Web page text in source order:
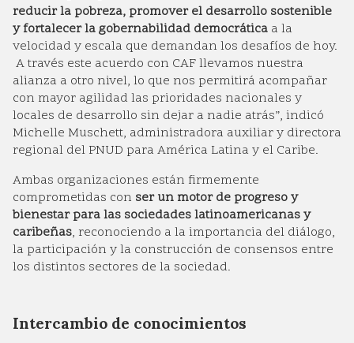
reducir la pobreza, promover el desarrollo sostenible
y fortalecer la gobernabilidad democrática a la
velocidad y escala que demandan los desafíos de hoy.
A través este acuerdo con CAF llevamos nuestra
alianza a otro nivel, lo que nos permitirá acompañar
con mayor agilidad las prioridades nacionales y
locales de desarrollo sin dejar a nadie atrás”, indicó
Michelle Muschett, administradora auxiliar y directora
regional del PNUD para América Latina y el Caribe.
Ambas organizaciones están firmemente
comprometidas con ser un motor de progreso y
bienestar para las sociedades latinoamericanas y
caribeñas, reconociendo a la importancia del diálogo,
la participación y la construcción de consensos entre
los distintos sectores de la sociedad.
Intercambio de conocimientos